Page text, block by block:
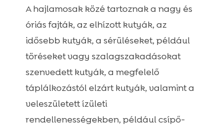
A hajlamosak közé tartoznak a nagy és
óriás fajták, az elhízott kutyák, az
idősebb kutyák, a sérüléseket, például
töréseket vagy szalagszakadásokat
szenvedett kutyák, a megfelelő
táplálkozástól elzárt kutyák, valamint a
veleszületett ízületi
rendellenességekben, például csípő-